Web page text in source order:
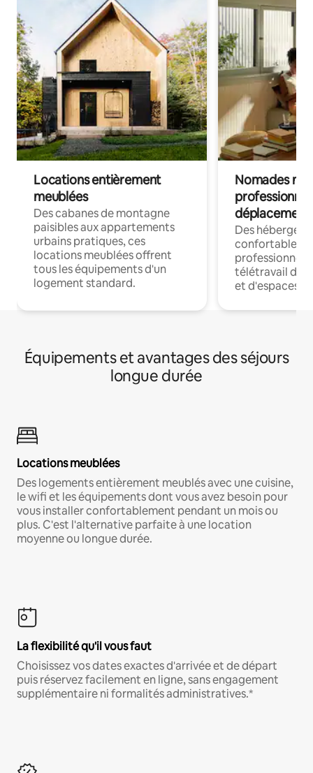
Locations entièrement
meublées
Des cabanes de montagne
paisibles aux appartements
urbains pratiques, ces
locations meublées offrent
tous les équipements d'un
logement standard.
Nomades
déplacement
Des
confortables
professionnels
télétravail
et d'espaces
Équipements et avantages des séjours
longue durée
Locations meublées
Des logements entièrement meublés avec une cuisine,
le wifi et les équipements dont vous avez besoin pour
vous installer confortablement pendant un mois ou
plus. C'est l'alternative parfaite à une location
moyenne ou longue durée.
La flexibilité qu'il vous faut
Choisissez vos dates exactes d'arrivée et de départ
puis réservez facilement en ligne, sans engagement
supplémentaire ni formalités administratives.*